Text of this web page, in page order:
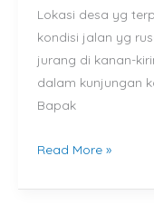
Lokasi desa yg
kondisi jalan yg
jurang di kanan-
dalam kunjungan
Bapak
Read More »